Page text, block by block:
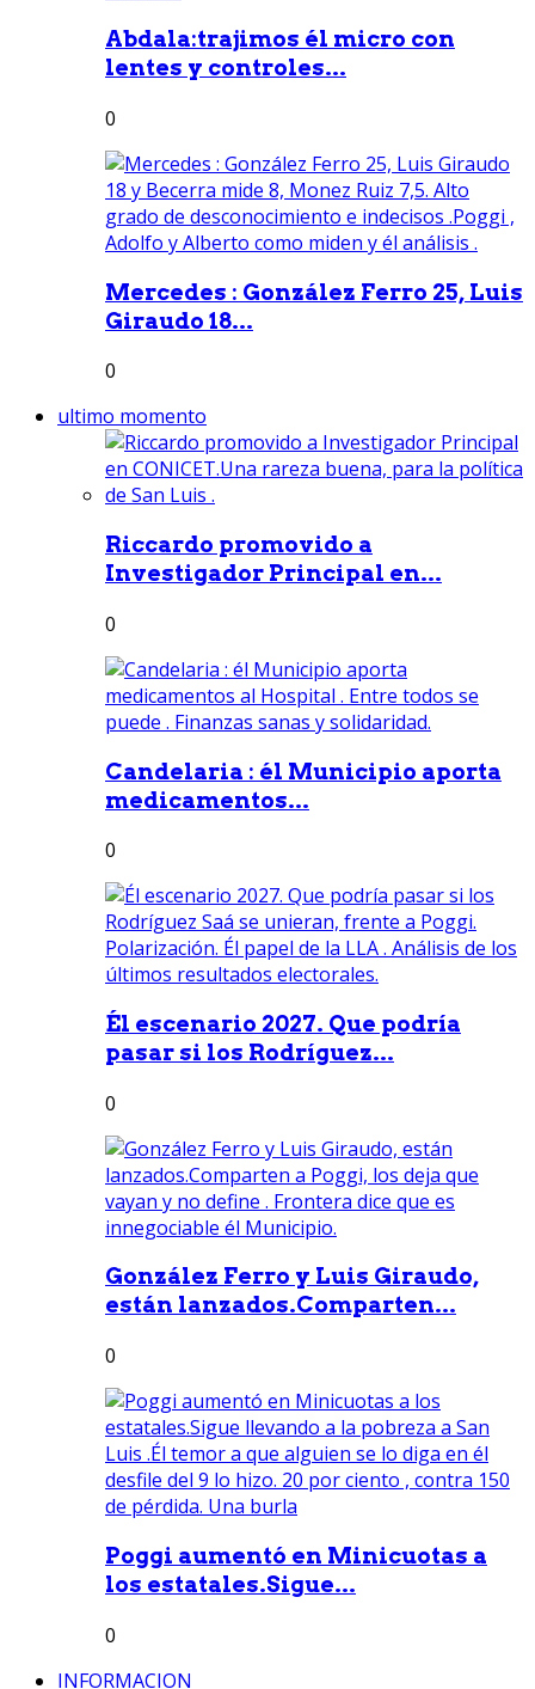
Abdala:trajimos él micro con
lentes y controles...
0
Mercedes : González Ferro 25, Luis
Giraudo 18...
0
ultimo momento
Riccardo promovido a
Investigador Principal en...
0
Candelaria : él Municipio aporta
medicamentos...
0
Él escenario 2027. Que podría
pasar si los Rodríguez...
0
González Ferro y Luis Giraudo,
están lanzados.Comparten...
0
Poggi aumentó en Minicuotas a
los estatales.Sigue...
0
INFORMACION